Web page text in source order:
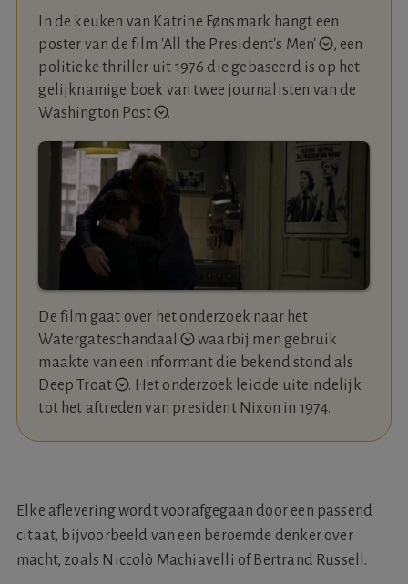
In de keuken van Katrine Fønsmark hangt een
poster van de film 'All the President's Men' , een
politieke thriller uit 1976 die gebaseerd is op het
gelijknamige boek vantwee journalisten van de
Washington Post
.
De film gaat over het onderzoek naar het
Watergateschandaal
waarbij men gebruik
maakte van een informant die bekend stond als
Deep Troat
. Het onderzoek leidde uiteindelijk
tot het aftreden van president Nixon in 1974.
Elke aflevering wordt voorafgegaan door een passend
citaat, bijvoorbeeld van een beroemde denker over
macht, zoals Niccolò Machiavelli of Bertrand Russell.